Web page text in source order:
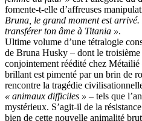
fomente-t-elle d’affreuses
Bruna, le grand moment est
transférer ton âme à Titania ».
Ultime volume d’une tétralogie
de Bruna Husky – dont le
conjointement réédité chez
brillant est pimenté par un brin de
rencontre la tragédie
« animaux difficiles » – tels que
mystérieux. S’agit-il de la
bien de cette nouvelle animalité